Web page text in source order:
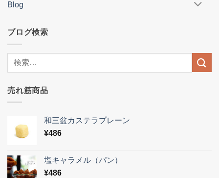
Blog
ブログ検索
売れ筋商品
和三盆カステラプレーン
¥486
塩キャラメル（パン）
¥486